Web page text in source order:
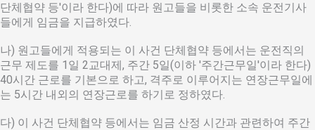
단체협약 등'이라 한다)에 따라 원고들을 비롯한 소속 운전기사
들에게 임금을 지급하였다.
나) 원고들에게 적용되는 이 사건 단체협약 등에서는 운전직의
근무 제도를 1일 2교대제, 주간 5일(이하 '주간근무일'이라 한다)
40시간 근로를 기본으로 하고, 격주로 이루어지는 연장근무일에
는 5시간 내외의 연장근로를 하기로 정하였다.
다) 이 사건 단체협약 등에서는 임금 산정 시간과 관련하여 주간